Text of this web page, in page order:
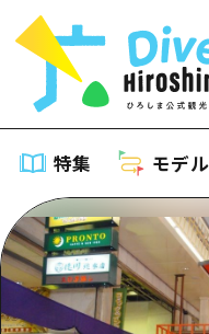
特集 モデ
特集
特集一
モデルコ